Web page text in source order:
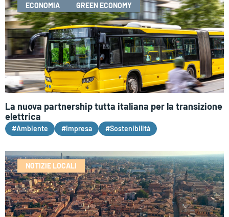
ECONOMIA GREEN ECONOMY
La nuova partnership tutta italiana per la transizione
elettrica
#Ambiente #Impresa #Sostenibilità
NOTIZIE LOCALI